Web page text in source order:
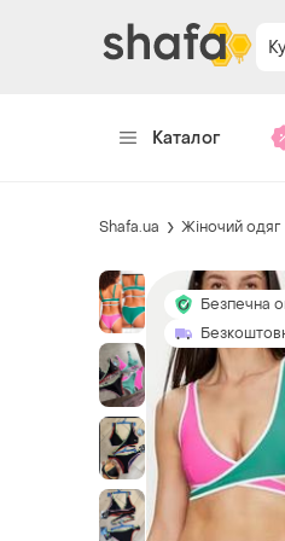
Каталог
Shafa.ua Жіночий одяг
Безпечна